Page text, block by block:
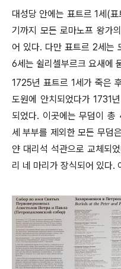
대성당 안에는 표트르 1세(
기까지 모든 로마노프 왕가
어 있다. 다만 표트르 2세는
6세는 쉴리셀부르크 요새에
1725년 표트르 1세가 죽은
도원에 안치되었다가 1731
되었다. 이곳에는 무덤이
세 부부를 제외한 모든 무덤
얀 대리석 석관으로 교체되
리 네 마리가 장식되어 있다.